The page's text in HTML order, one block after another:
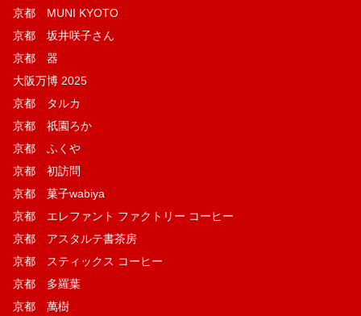
京都 MUNI KYOTO
京都 坂井咲子さん
京都 器
大阪万博 2025
京都 タルカ
京都 祇園ろか
京都 ふくや
京都 初訪問
京都 菓子wabiya
京都 エレファント ファクトリー コーヒー
京都 アスタルテ書茶房
京都 スティックス コーヒー
京都 多羅葉
京都 萬樹